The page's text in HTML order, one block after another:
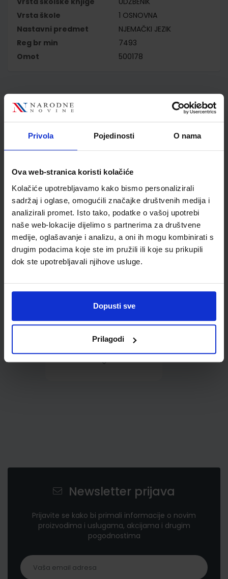
Privola Pojedinosti O nama
Ova web-stranica koristi kolačiće
Kolačiće upotrebljavamo kako bismo personalizirali
sadržaj i oglase, omogućili značajke društvenih medija i
analizirali promet. Isto tako, podatke o vašoj upotrebi
naše web-lokacije dijelimo s partnerima za društvene
medije, oglašavanje i analizu, a oni ih mogu kombinirati s
drugim podacima koje ste im pružili ili koje su prikupili
dok ste upotrebljavali njihove usluge.
Dopusti sve
Prilagodi
Vrsta škole
1 OSNOVNA
Nastavni predmet
NJEMAČKI JEZIK
Reg br min
7493
Omot
500178
Kupci najčešće biraju..
Omot PVC za školske
udžbenike; dimenzije
431x304; tip 178
0,85 €
Newsletter prijava
Prijavite se kako bi primali informacije o novim
proizvodima i uslugama, akcijama i drugim
pogodnostima